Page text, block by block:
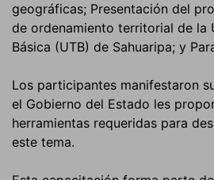
geográficas; Presentación del
de ordenamiento territorial de la
Básica (UTB) de Sahuaripa; y
Los participantes manifestaron
el Gobierno del Estado les
herramientas requeridas para
este tema.